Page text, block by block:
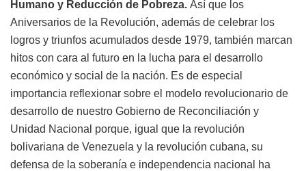
Humano y Reducción de Pobreza. Así que los
Aniversarios de la Revolución, además de celebrar los
logros y triunfos acumulados desde 1979, también marcan
hitos con cara al futuro en la lucha para el desarrollo
económico y social de la nación. Es de especial
importancia reflexionar sobre el modelo revolucionario de
desarrollo de nuestro Gobierno de Reconciliación y
Unidad Nacional porque, igual que la revolución
bolivariana de Venezuela y la revolución cubana, su
defensa de la soberanía e independencia nacional ha